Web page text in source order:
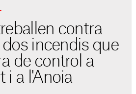
contra
incendis que
de control a
i a l'Anoia